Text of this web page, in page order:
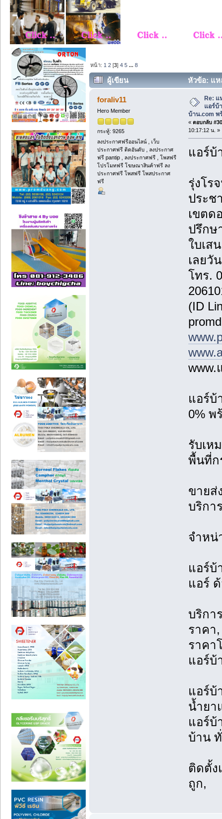
หน้า: 1 2 [3]4 5 ...8
ผู้เขียน
หัวข้อ: แห
บ้าน.com พร้อมบริการติดตั้ง (อ่าน
foraliv11
Hero Member
กระทู้: 9265
ลงประกาศฟรีออนไลน์ , เว็บ
ประกาศฟรี ติดอันดับ , ลงประกาศ
ฟรี pantip , ลงประกาศฟรี , โพสฟรี
โปรโมทฟรี โฆษณาสินค้าฟรี ลง
ประกาศฟรี โพสฟรี โพสประกาศ
ฟรี
Re: แ
แอร์บ้
บ้าน.com พ
« ตอบกลับ
10:17:12 น. »
แอร์บ้
รุ่งโร
ประช
เขตด
ปรึกษ
ใบเส
เลยวั
โทร.
(ID
www.
แอร์บ้
0% พ
รับเห
พื้นที่ก
ขายส่
บริกา
จำหน่
แอร์บ้
แอร์
บริกา
ราคา
ราคา
แอร์บ้
แอร์บ้
น้ำยา
แอร์บ้
บ้าน
ติดตั้ง
ถูก,